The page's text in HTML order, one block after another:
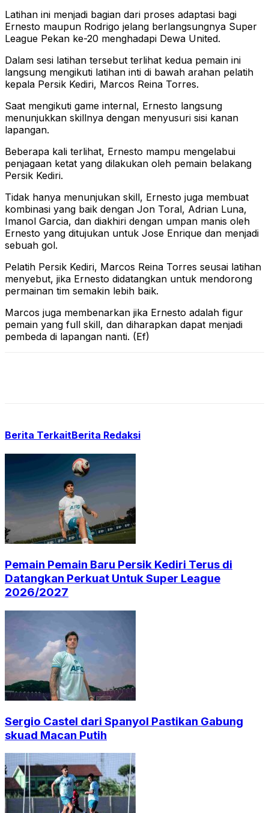
Latihan ini menjadi bagian dari proses adaptasi bagi
Ernesto maupun Rodrigo jelang berlangsungnya Super
League Pekan ke-20 menghadapi Dewa United.
Dalam sesi latihan tersebut terlihat kedua pemain ini
langsung mengikuti latihan inti di bawah arahan pelatih
kepala Persik Kediri, Marcos Reina Torres.
Saat mengikuti game internal, Ernesto langsung
menunjukkan skillnya dengan menyusuri sisi kanan
lapangan.
Beberapa kali terlihat, Ernesto mampu mengelabui
penjagaan ketat yang dilakukan oleh pemain belakang
Persik Kediri.
Tidak hanya menunjukan skill, Ernesto juga membuat
kombinasi yang baik dengan Jon Toral, Adrian Luna,
Imanol Garcia, dan diakhiri dengan umpan manis oleh
Ernesto yang ditujukan untuk Jose Enrique dan menjadi
sebuah gol.
Pelatih Persik Kediri, Marcos Reina Torres seusai latihan
menyebut, jika Ernesto didatangkan untuk mendorong
permainan tim semakin lebih baik.
Marcos juga membenarkan jika Ernesto adalah figur
pemain yang full skill, dan diharapkan dapat menjadi
pembeda di lapangan nanti. (Ef)
Berita TerkaitBerita Redaksi
Pemain Pemain Baru Persik Kediri Terus di
Datangkan Perkuat Untuk Super League
2026/2027
Sergio Castel dari Spanyol Pastikan Gabung
skuad Macan Putih